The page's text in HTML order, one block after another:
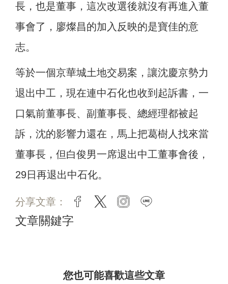
長，也是董事，這次改選後就沒有再進入董
事會了，廖燦昌的加入反映的是寶佳的意
志。
等於一個京華城土地交易案，讓沈慶京勢力
退出中工，現在連中石化也收到起訴書，一
口氣前董事長、副董事長、總經理都被起
訴，沈的影響力還在，馬上把葛樹人找來當
董事長，但白俊男一席退出中工董事會後，
29日再退出中石化。
分享文章： facebook
twitter instagram
文章關鍵字
您也可能喜歡這些文章